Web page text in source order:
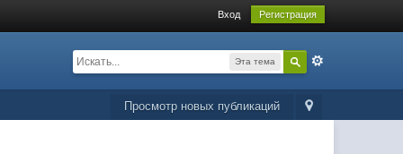
Вход Регистрация
Эта тема
Просмотр новых публикаций